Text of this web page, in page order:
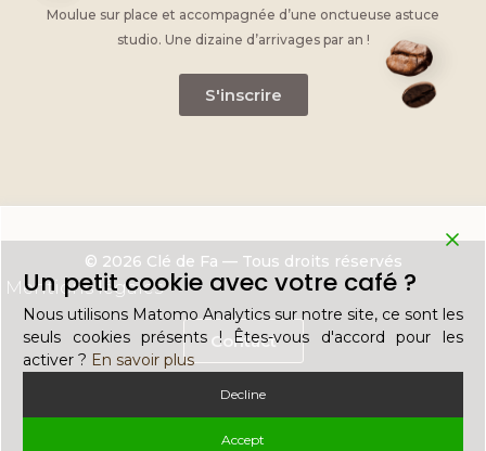
Moulue sur place et accompagnée d’une onctueuse astuce
studio. Une dizaine d’arrivages par an !
S'inscrire
© 2026 Clé de Fa — Tous droits réservés
Mentions légales
Contact
Un petit cookie avec votre café ?
Nous utilisons Matomo Analytics sur notre site, ce sont les
seuls cookies présents ! Êtes-vous d'accord pour les
activer ? En savoir plus
Decline
Accept